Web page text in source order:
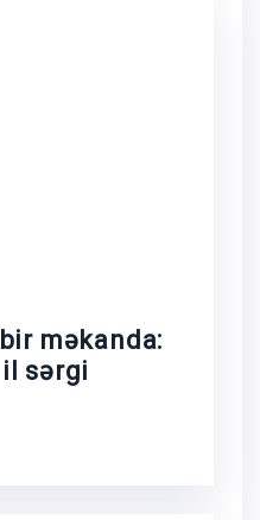
məkanda:
il sərgi